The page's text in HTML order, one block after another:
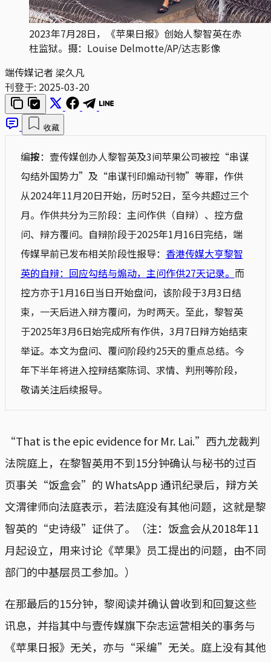
2023年7月28日，《苹果日报》创始人黎智英在赤
柱监狱。摄：Louise Delmotte/AP/达志影像
端传媒记者 梁久凡
刊登于: 2025-03-20
收藏
编按：壹传媒创办人黎智英及3间苹果公司被控“串谋
勾结外国势力”及“串谋刊印煽动刊物”等罪，作供
从2024年11月20日开始，历时52日，至今共超过三个
月。作供共分为三阶段：主问作供（自辩）、控方盘
问、辩方覆问。自辩阶段于2025年1月16日完结，端
传媒早前已发布相关阶段性报导： 香港传媒大亨黎智
英的自辩：回应勾结与煽动，主问作供27天记录。 而
控方亦于1月16日当日开始盘问，该阶段于3月3日结
束，一天后进入辩方覆问，为时两天。至此，黎智英
于2025年3月6日始完成所有作供，3月7日辩方始结束
举证。本文为盘问、覆问阶段约25天的重点总结。今
年下半年将进入控辩结案陈词、求情、判刑等阶段，
敬请关注后续报导。
“That is the epic evidence for Mr. Lai.”西九龙裁判
法院庭上，在黎智英用不到15分钟确认与秘书的过百
页事关“饭盒会”的 WhatsApp 通讯纪录后，辩方关
文渭律师向法庭表示，若法庭没有其他问题，这就是黎
智英的“史诗级”证供了。（注：饭盒会从2018年11
月起设立，用来讨论《苹果》员工提出的问题，由不同
部门的中基层员工参加。）
在那最后的15分钟，黎阅读并确认曾收到和回复这些
讯息，并指其中与壹传媒旗下杂志运营相关的事务与
《苹果日报》无关，亦与“采编”无关。庭上没有其他